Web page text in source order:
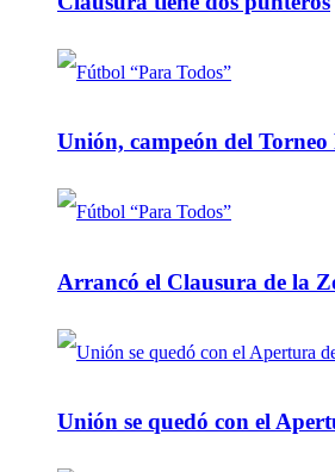
Unión, campeón del
Arrancó el Clausura de la
Unión se quedó con el